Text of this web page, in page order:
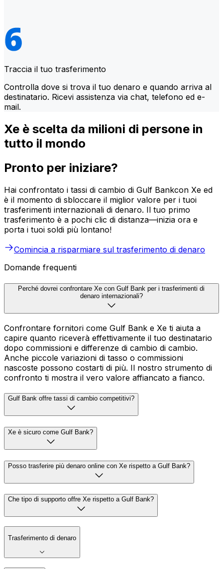
Traccia il tuo trasferimento
Controlla dove si trova il tuo denaro e quando arriva al
destinatario. Ricevi assistenza via chat, telefono ed e-
mail.
Xe è scelta da milioni di persone in
tutto il mondo
Pronto per iniziare?
Hai confrontato i tassi di cambio di Gulf Bankcon Xe ed
è il momento di sbloccare il miglior valore per i tuoi
trasferimenti internazionali di denaro. Il tuo primo
trasferimento è a pochi clic di distanza—inizia ora e
porta i tuoi soldi più lontano!
Comincia a risparmiare sul trasferimento di denaro
Domande frequenti
Perché dovrei confrontare Xe con Gulf Bank per i trasferimenti di
denaro internazionali?
Confrontare fornitori come Gulf Bank e Xe ti aiuta a
capire quanto riceverà effettivamente il tuo destinatario
dopo commissioni e differenze di cambio di cambio.
Anche piccole variazioni di tasso o commissioni
nascoste possono costarti di più. Il nostro strumento di
confronto ti mostra il vero valore affiancato a fianco.
Gulf Bank offre tassi di cambio competitivi?
Xe è sicuro come Gulf Bank?
Posso trasferire più denaro online con Xe rispetto a Gulf Bank?
Che tipo di supporto offre Xe rispetto a Gulf Bank?
Trasferimento di denaro